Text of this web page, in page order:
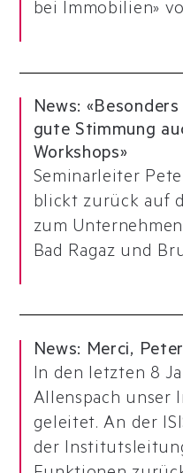
bei Immobilien»
News:
gute Stimmung
Workshops»
Seminarleiter
blickt zurück auf
zum
Bad Ragaz und
News: Merci,
In den letzten 8
Allenspach unser
geleitet. An der
der